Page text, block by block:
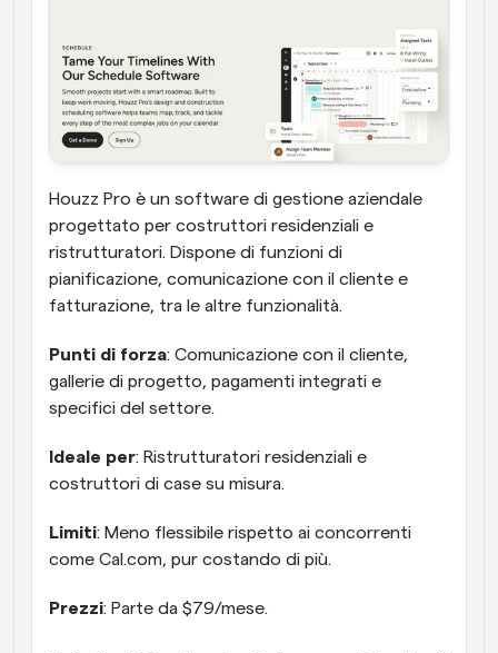
Houzz Pro è un software di gestione aziendale
progettato per costruttori residenziali e
ristrutturatori. Dispone di funzioni di
pianificazione, comunicazione con il cliente e
fatturazione, tra le altre funzionalità.
Punti di forza: Comunicazione con il cliente,
gallerie di progetto, pagamenti integrati e
specifici del settore.
Ideale per: Ristrutturatori residenziali e
costruttori di case su misura.
Limiti: Meno flessibile rispetto ai concorrenti
come Cal.com, pur costando di più.
Prezzi: Parte da $79/mese.